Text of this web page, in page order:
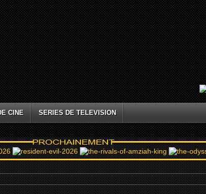
CINE SERIES DE TELEVISION